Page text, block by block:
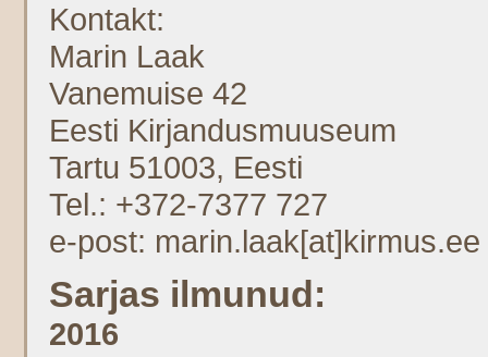
Kontakt:
Marin Laak
Vanemuise 42
Eesti Kirjandusmuuseum
Tartu 51003, Eesti
Tel.: +372-7377 727
e-post: marin.laak[at]kirmus.ee
Sarjas ilmunud:
2016